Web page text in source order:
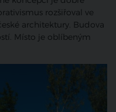
rozšiřoval ve
architektury. Budova
Místo je oblíbeným